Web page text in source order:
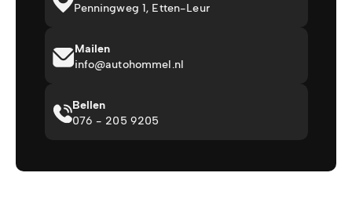
Penningweg 1, Etten-Leur
Mailen
info@autohommel.nl
Bellen
076 - 205 9205